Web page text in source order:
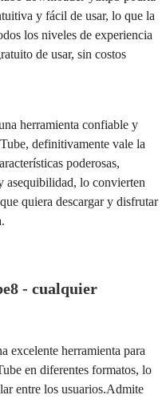
y fácil de usar, lo que la
los niveles de experiencia
de usar, sin costos
herramienta confiable y
definitivamente vale la
poderosas,
asequibilidad, lo convierten
quiera descargar y disfrutar
- cualquier
excelente herramienta para
en diferentes formatos, lo
entre los usuarios.Admite